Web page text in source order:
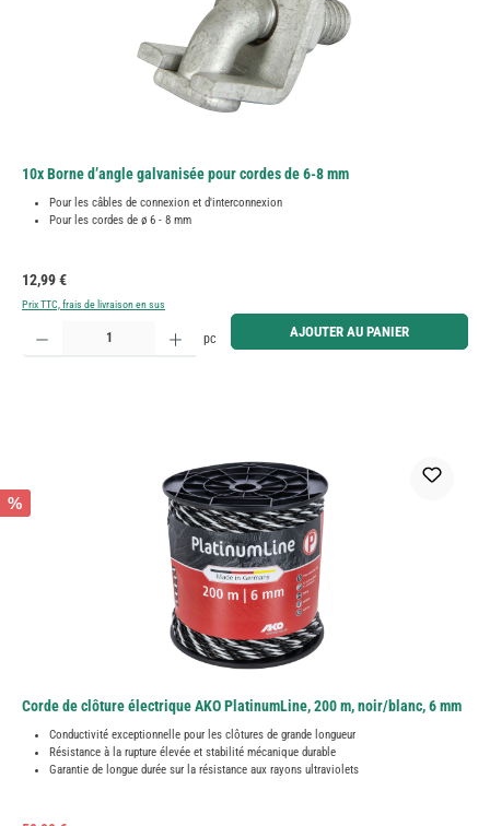
10x Borne d’angle galvanisée pour cordes de 6-8 mm
Pour les câbles de connexion et d'interconnexion
Pour les cordes de ø 6 - 8 mm
Prix régulier :
12,99 €
Prix TTC, frais de livraison en sus
Quantité de produit : Entrez la quantité souhaitée ou utilisez les boutons pour augmenter ou
pc AJOUTER AU PANIER
%
Corde de clôture électrique AKO PlatinumLine, 200 m, noir/blanc, 6 mm
Conductivité exceptionnelle pour les clôtures de grande longueur
Résistance à la rupture élevée et stabilité mécanique durable
Garantie de longue durée sur la résistance aux rayons ultraviolets